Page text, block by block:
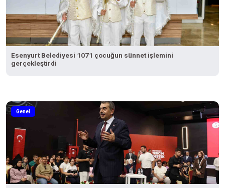
Esenyurt Belediyesi 1071 çocuğun sünnet işlemini
gerçekleştirdi
Genel